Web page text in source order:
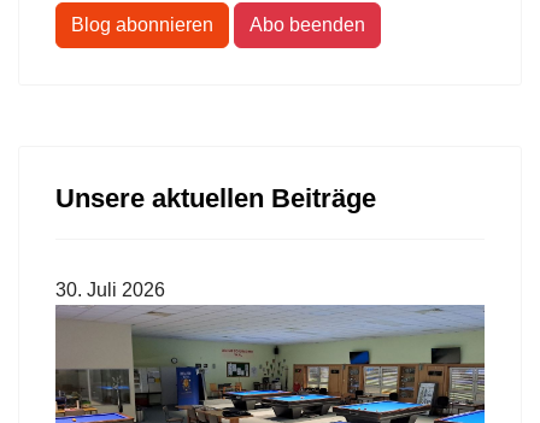
Blog abonnieren Abo beenden
Unsere aktuellen Beiträge
30. Juli 2026